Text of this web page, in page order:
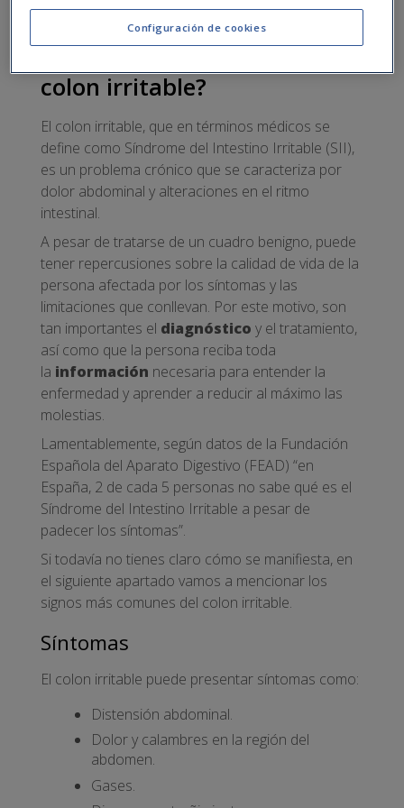
este síndrome.
colon irritable?
El colon irritable, que en términos médicos se
define como Síndrome del Intestino Irritable (SII),
es un problema crónico que se caracteriza por
dolor abdominal y alteraciones en el ritmo
intestinal.
A pesar de tratarse de un cuadro benigno, puede
tener repercusiones sobre la calidad de vida de la
persona afectada por los síntomas y las
limitaciones que conllevan. Por este motivo, son
tan importantes el diagnóstico y el tratamiento,
así como que la persona reciba toda
la información necesaria para entender la
enfermedad y aprender a reducir al máximo las
molestias.
Lamentablemente, según datos de la Fundación
Española del Aparato Digestivo (FEAD) “en
España, 2 de cada 5 personas no sabe qué es el
Síndrome del Intestino Irritable a pesar de
padecer los síntomas”.
Si todavía no tienes claro cómo se manifiesta, en
el siguiente apartado vamos a mencionar los
signos más comunes del colon irritable.
Síntomas
El colon irritable puede presentar síntomas como:
Distensión abdominal.
Dolor y calambres en la región del
abdomen.
Gases.
Configuración de cookies